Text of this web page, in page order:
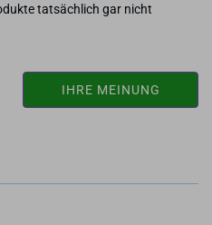
tatsächlich gar nicht
IHRE MEINUNG